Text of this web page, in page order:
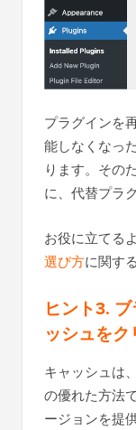
プラグインを
能しなくなっ
ります。その
に、代替プラ
お役に立てるよ
選び方に関す
ヒント3.
ッシュを
キャッシュは、
の優れた方法
ージョンを提